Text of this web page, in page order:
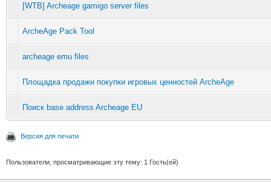
[WTB] Archeage gamigo server files
ArcheAge Pack Tool
archeage emu files
Площадка продажи покупки игровых ценностей ArcheAge
Поиск base address Archeage EU
Версия для печати
Пользователи, просматривающие эту тему: 1 Гость(ей)